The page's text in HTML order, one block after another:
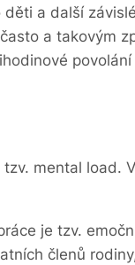
a další
a takovým
mental load.
je tzv.
členů